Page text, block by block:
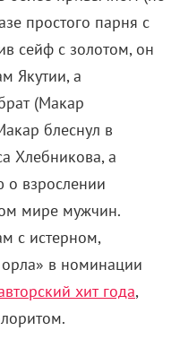
простого парня с
сейф с золотом, он
Якутии, а
(Макар
блеснул в
Хлебникова, а
о взрослении
мире мужчин.
с истерном,
в номинации
хит года,